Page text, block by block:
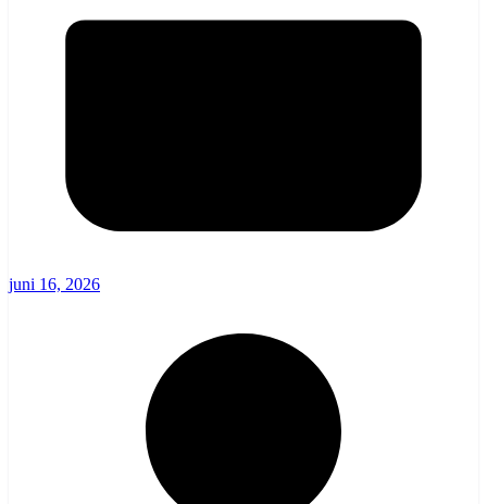
juni 16, 2026